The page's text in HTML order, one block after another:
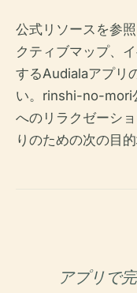
公式リソースを参
クティブマップ、
するAudialaアプリ
い。rinshi-no-mori
へのリラクゼーシ
りのための次の目
アプリで